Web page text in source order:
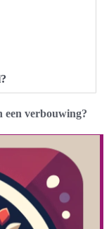
een verbouwing?